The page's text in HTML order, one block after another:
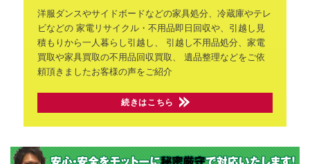
洋服ダンスやサイドボードなどの家具処分、冷蔵庫やテレ
ビなどの家電リサイクル・不用品即日回収や、引越し見
積もりから一人暮らし引越し、
引越し不用品処分、家電
買取や家具買取の不用品回収買取、
遺品整理などをご依
頼頂きましたお客様の声をご紹介
続きはこちら